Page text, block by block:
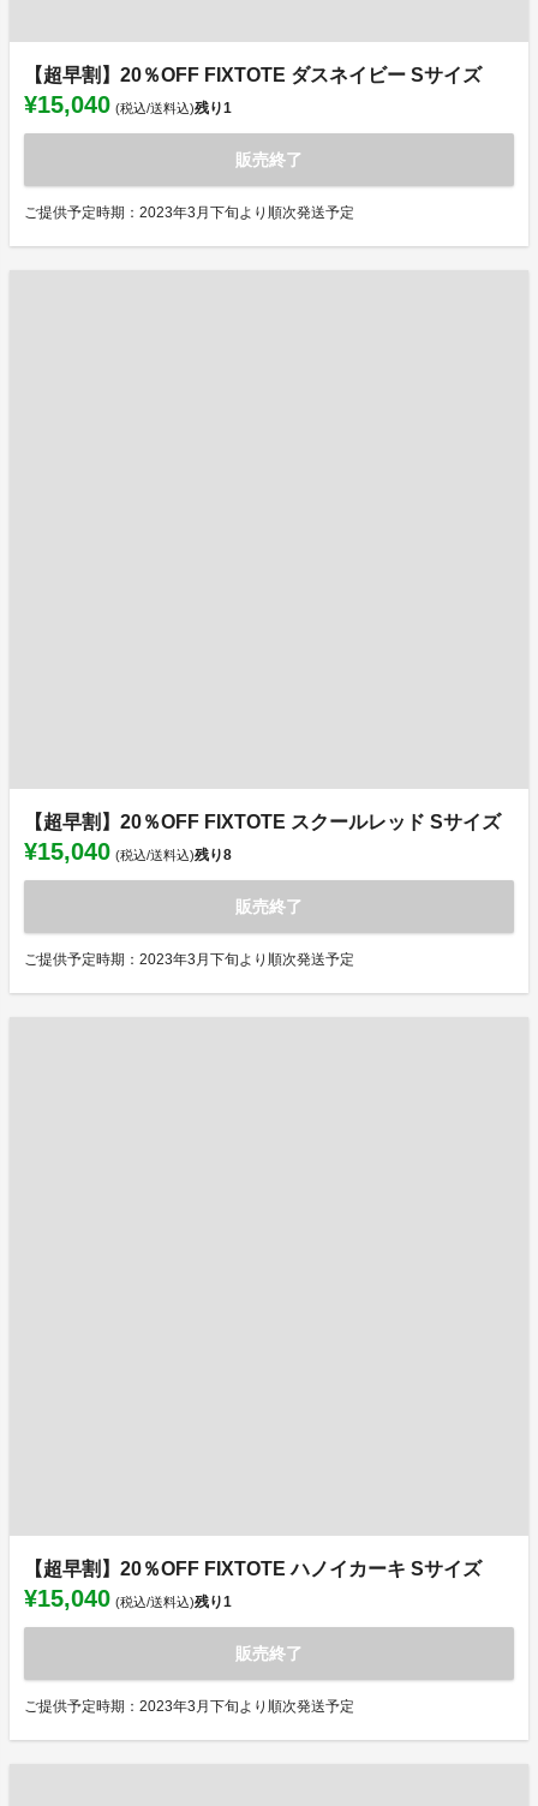
【超早割】20％OFF FIXTOTE ダスネイビー Sサイズ
¥15,040 (税込/送料込)残り1
販売終了
ご提供予定時期：2023年3月下旬より順次発送予定
【超早割】20％OFF FIXTOTE スクールレッド Sサイズ
¥15,040 (税込/送料込)残り8
販売終了
ご提供予定時期：2023年3月下旬より順次発送予定
【超早割】20％OFF FIXTOTE ハノイカーキ Sサイズ
¥15,040 (税込/送料込)残り1
販売終了
ご提供予定時期：2023年3月下旬より順次発送予定